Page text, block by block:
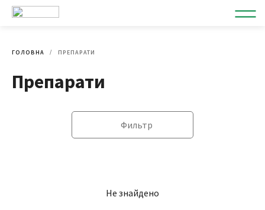
ГОЛОВНА ПРЕПАРАТИ
Препарати
Фильтр
Не знайдено